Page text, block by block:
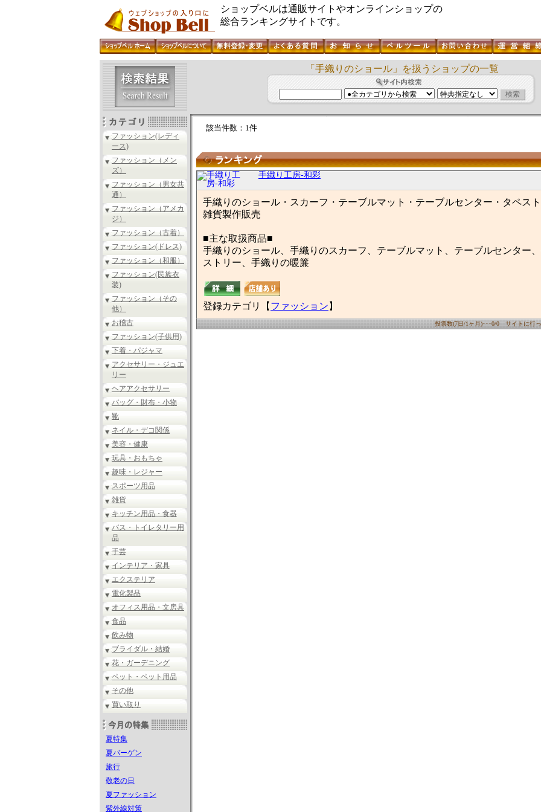
ショップベルは通販サイトやオンラインショップの
総合ランキングサイトです。
ファッション(レディ
ース)
ファッション（メン
ズ）
ファッション（男女共
通）
ファッション（アメカ
ジ）
ファッション（古着）
ファッション(ドレス)
ファッション（和服）
ファッション(民族衣
装)
ファッション（その
他）
お稽古
ファッション(子供用)
下着・パジャマ
アクセサリー・ジュエ
リー
ヘアアクセサリー
バッグ・財布・小物
靴
ネイル・デコ関係
美容・健康
玩具・おもちゃ
趣味・レジャー
スポーツ用品
雑貨
キッチン用品・食器
バス・トイレタリー用
品
手芸
インテリア・家具
エクステリア
電化製品
オフィス用品・文房具
食品
飲み物
ブライダル・結婚
花・ガーデニング
ペット・ペット用品
その他
買い取り
夏特集
夏バーゲン
旅行
敬老の日
夏ファッション
紫外線対策
「手織りのショール」を扱うショップの一覧
該当件数：1件
手織り工房-和彩
手織りのショール・スカーフ・テーブルマット・テーブルセンター・タペスト
雑貨製作販売
■主な取扱商品■
手織りのショール、手織りのスカーフ、テーブルマット、テーブルセンター
ストリー、手織りの暖簾
登録カテゴリ【 ファッション 】
投票数(7日/1ヶ月)･･･0/0 サイトに行